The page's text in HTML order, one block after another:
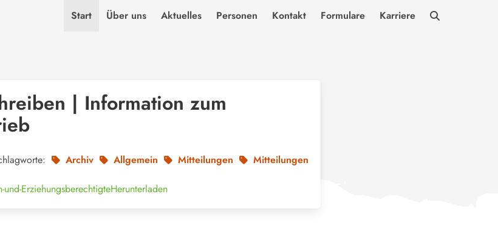
Start Über uns Aktuelles Personen Kontakt Formulare Karriere
| Information zum
Archiv Allgemein Mitteilungen Mitteilungen
und-ErziehungsberechtigteHerunterladen